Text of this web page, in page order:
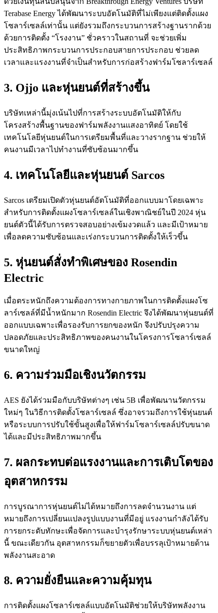
Terabase Energy ได้พัฒนาระบบอัตโนมัติที่ไม่เพียงแต่ติดตั้งแผง
โซลาร์เซลล์เท่านั้น แต่ยังรวมถึงกระบวนการสร้างฐานรากด้วย
ด้วยการติดตั้ง “โรงงาน” ชั่วคราวในสถานที่ จะช่วยเพิ่ม
ประสิทธิภาพกระบวนการประกอบสายการประกอบ ช่วยลด
เวลาและแรงงานที่จำเป็นสำหรับการก่อสร้างฟาร์มโซลาร์เซลล์
3. Ojjo และหุ่นยนต์ที่สร้างขึ้น
บริษัทเหล่านี้มุ่งเน้นไปที่การสร้างระบบอัตโนมัติให้กับ
โครงสร้างพื้นฐานของฟาร์มพลังงานแสงอาทิตย์ โดยใช้
เทคโนโลยีหุ่นยนต์ในการเตรียมพื้นที่และวางรากฐาน ช่วยให้
คนงานมีเวลาไปทำงานที่ซับซ้อนมากขึ้น
4. เทคโนโลยีและหุ่นยนต์ Sarcos
Sarcos เตรียมเปิดตัวหุ่นยนต์อัตโนมัติที่ออกแบบมาโดยเฉพาะ
สำหรับการติดตั้งแผงโซลาร์เซลล์ในเชิงพาณิชย์ในปี 2024 หุ่น
ยนต์ตัวนี้ได้รับการตรวจสอบอย่างเข้มงวดแล้ว และมีเป้าหมาย
เพื่อลดความซับซ้อนและเร่งกระบวนการติดตั้งให้เร็วขึ้น
5. หุ่นยนต์สั่งทำพิเศษของ Rosendin
Electric
เมื่อตระหนักถึงความต้องการทางกายภาพในการติดตั้งแผงโซ
ลาร์เซลล์ที่มีน้ำหนักมาก Rosendin Electric จึงได้พัฒนาหุ่นยนต์ที่
ออกแบบเฉพาะเพื่อรองรับการยกของหนัก จึงปรับปรุงความ
ปลอดภัยและประสิทธิภาพของคนงานในโครงการโซลาร์เซลล์
ขนาดใหญ่
6. ความร่วมมือเชิงนวัตกรรม
AES ยังได้ร่วมมือกับบริษัทต่างๆ เช่น 5B เพื่อพัฒนานวัตกรรม
ใหม่ๆ ในวิธีการติดตั้งโซลาร์เซลล์ ซึ่งอาจรวมถึงการใช้หุ่นยนต์
หรือระบบการปรับใช้ขั้นสูงเพื่อให้ฟาร์มโซลาร์เซลล์ปรับขนาด
ได้และมีประสิทธิภาพมากขึ้น
7. ผลกระทบต่อแรงงานและการเติบโตของ
อุตสาหกรรม
การบูรณาการหุ่นยนต์ไม่ได้หมายถึงการลดจำนวนงาน แต่
หมายถึงการเปลี่ยนแปลงรูปแบบงานที่มีอยู่ แรงงานกำลังได้รับ
การยกระดับทักษะเพื่อจัดการและบำรุงรักษาระบบหุ่นยนต์เหล่า
นี้ ขณะเดียวกัน อุตสาหกรรมก็ขยายตัวเพื่อบรรลุเป้าหมายด้าน
พลังงานสะอาด
8. ความยั่งยืนและความคุ้มทุน
การติดตั้งแผงโซลาร์เซลล์แบบอัตโนมัติช่วยให้บริษัทพลังงาน